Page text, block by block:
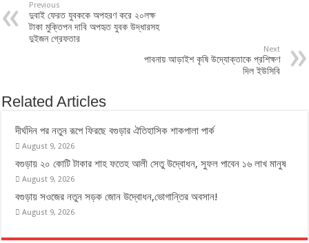
Previous
দুবাই ফেরত যুবককে অপহরণ করে ২০লক্ষ
টাকা মুক্তিপন দাবি অপহৃত যুবক উদ্ধারসহ
দুইজন গ্রেফতার
Next
পাবনায় আড়াইশ কৃষি উদ্যোক্তাকে প্রশিক্ষণ
দিল ইউসিবি
Related Articles
দীর্ঘদিন পর নতুন রূপে ফিরছে বগুড়ার ঐতিহাসিক শাকপালা পার্ক
August 9, 2026
বগুড়ায় ২০ কোটি টাকার শাহ ফতেহ আলী সেতু উদ্বোধন, সুফল পাবেন ১৬ লাখ মানুষ
August 9, 2026
বগুড়ায় সওজের নতুন সড়ক জোন উদ্বোধন,ভোগান্তির অবসান!
August 9, 2026